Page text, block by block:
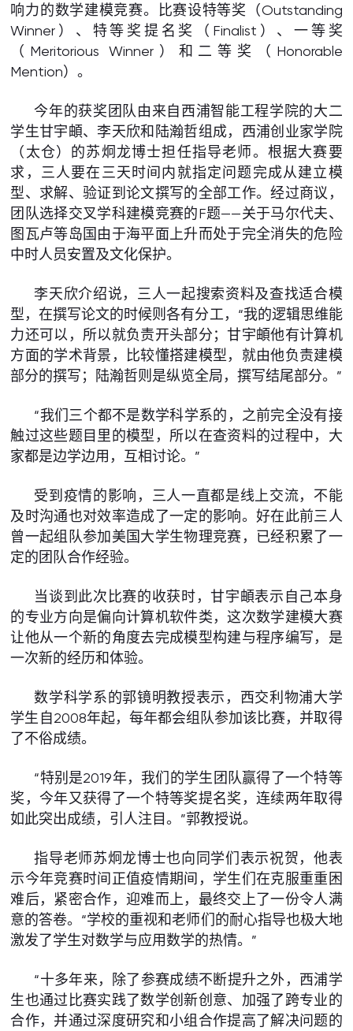
响力的数学建模竞赛。比赛设特等奖（Outstanding
Winner）、特等奖提名奖（Finalist）、一等奖
（Meritorious Winner）和二等奖（Honorable
Mention）。
今年的获奖团队由来自西浦智能工程学院的大二
学生甘宇頔、李天欣和陆瀚哲组成，西浦创业家学院
（太仓）的苏炯龙博士担任指导老师。根据大赛要
求，三人要在三天时间内就指定问题完成从建立模
型、求解、验证到论文撰写的全部工作。经过商议，
团队选择交叉学科建模竞赛的F题——关于马尔代夫、
图瓦卢等岛国由于海平面上升而处于完全消失的危险
中时人员安置及文化保护。
李天欣介绍说，三人一起搜索资料及查找适合模
型，在撰写论文的时候则各有分工，“我的逻辑思维能
力还可以，所以就负责开头部分；甘宇頔他有计算机
方面的学术背景，比较懂搭建模型，就由他负责建模
部分的撰写；陆瀚哲则是纵览全局，撰写结尾部分。”
“我们三个都不是数学科学系的，之前完全没有接
触过这些题目里的模型，所以在查资料的过程中，大
家都是边学边用，互相讨论。”
受到疫情的影响，三人一直都是线上交流，不能
及时沟通也对效率造成了一定的影响。好在此前三人
曾一起组队参加美国大学生物理竞赛，已经积累了一
定的团队合作经验。
当谈到此次比赛的收获时，甘宇頔表示自己本身
的专业方向是偏向计算机软件类，这次数学建模大赛
让他从一个新的角度去完成模型构建与程序编写，是
一次新的经历和体验。
数学科学系的郭镜明教授表示，西交利物浦大学
学生自2008年起，每年都会组队参加该比赛，并取得
了不俗成绩。
“特别是2019年，我们的学生团队赢得了一个特等
奖，今年又获得了一个特等奖提名奖，连续两年取得
如此突出成绩，引人注目。”郭教授说。
指导老师苏炯龙博士也向同学们表示祝贺，他表
示今年竞赛时间正值疫情期间，学生们在克服重重困
难后，紧密合作，迎难而上，最终交上了一份令人满
意的答卷。“学校的重视和老师们的耐心指导也极大地
激发了学生对数学与应用数学的热情。”
“十多年来，除了参赛成绩不断提升之外，西浦学
生也通过比赛实践了数学创新创意、加强了跨专业的
合作，并通过深度研究和小组合作提高了解决问题的